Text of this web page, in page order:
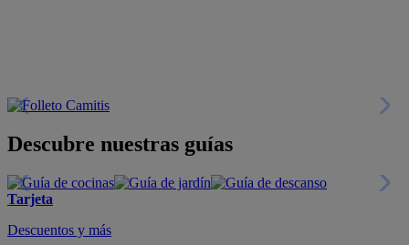
Descubre nuestras guías
Tarjeta
Descuentos y más